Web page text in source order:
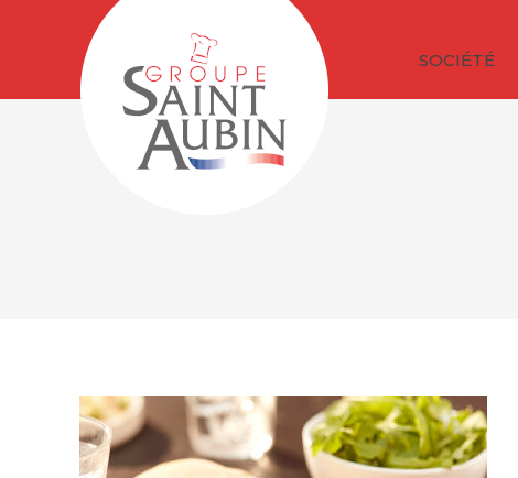
SOCIÉTÉ